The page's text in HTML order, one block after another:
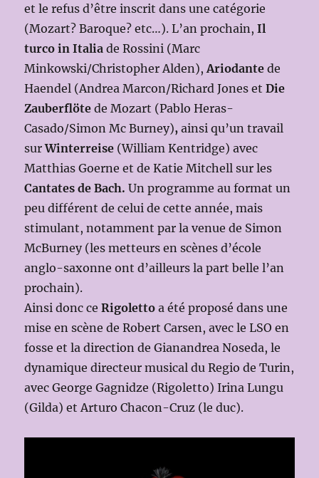
et le refus d’être inscrit dans une catégorie
(Mozart? Baroque? etc…). L’an prochain,Il
turco in Italia de Rossini (Marc
Minkowski/Christopher Alden),Ariodante de
Haendel (Andrea Marcon/Richard Jones etDie
Zauberflötede Mozart (Pablo Heras-
Casado/Simon Mc Burney),ainsi qu’un travail
surWinterreise (William Kentridge) avec
Matthias Goerne et de Katie Mitchell sur les
Cantates de Bach.Un programme au format un
peu différent de celui de cette année, mais
stimulant, notamment par la venue de Simon
McBurney (les metteurs en scènes d’école
anglo-saxonne ont d’ailleurs la part belle l’an
prochain).
Ainsi donc ceRigoletto a été proposé dans une
mise en scène de Robert Carsen, avec le LSO en
fosse et la direction de Gianandrea Noseda, le
dynamique directeur musical du Regio de Turin,
avec George Gagnidze (Rigoletto) Irina Lungu
(Gilda) et Arturo Chacon-Cruz (le duc).